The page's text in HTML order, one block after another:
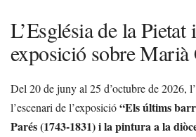
L’Església de la Pietat
exposició sobre
Del 20 de juny al 25 d’octubre de 2026,
l’escenari de l’exposició“Els últims
Parés (1743-1831) i la pintura a la